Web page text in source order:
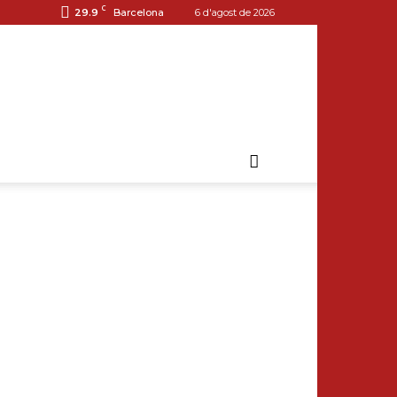
29.9 C Barcelona 6 d'agost de 2026